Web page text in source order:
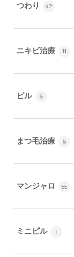
つわり 42
ニキビ治療 11
ピル 6
まつ毛治療 6
マンジャロ 55
ミニピル 1